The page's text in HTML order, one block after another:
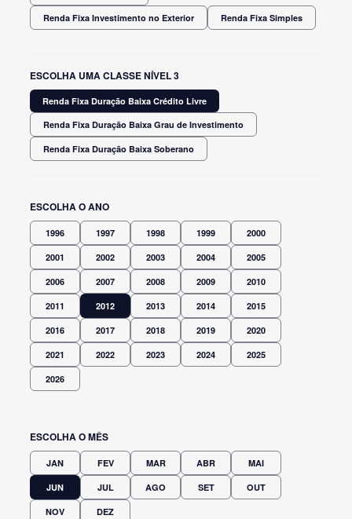
Renda Fixa Investimento no Exterior Renda Fixa Simples
ESCOLHA UMA CLASSE NÍVEL 3
Renda Fixa Duração Baixa Crédito Livre
Renda Fixa Duração Baixa Grau de Investimento
Renda Fixa Duração Baixa Soberano
ESCOLHA O ANO
1996 1997 1998 1999 2000
2001 2002 2003 2004 2005
2006 2007 2008 2009 2010
2011 2012 2013 2014 2015
2016 2017 2018 2019 2020
2021 2022 2023 2024 2025
2026
ESCOLHA O MÊS
JAN FEV MAR ABR MAI
JUN JUL AGO SET OUT
NOV DEZ